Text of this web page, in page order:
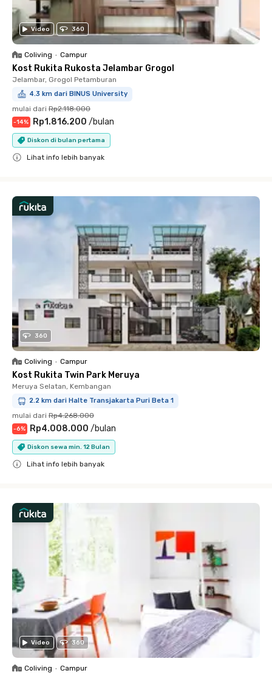
Video 360
Coliving • Campur
Kost Rukita Rukosta Jelambar Grogol
Jelambar, Grogol Petamburan
4.3 km dari BINUS University
mulai dari Rp2.118.000
-14% Rp1.816.200 /bulan
Diskon di bulan pertama
Lihat info lebih banyak
360
Coliving • Campur
Kost Rukita Twin Park Meruya
Meruya Selatan, Kembangan
2.2 km dari Halte Transjakarta Puri Beta 1
mulai dari Rp4.268.000
-6% Rp4.008.000 /bulan
Diskon sewa min. 12 Bulan
Lihat info lebih banyak
Video 360
Coliving • Campur